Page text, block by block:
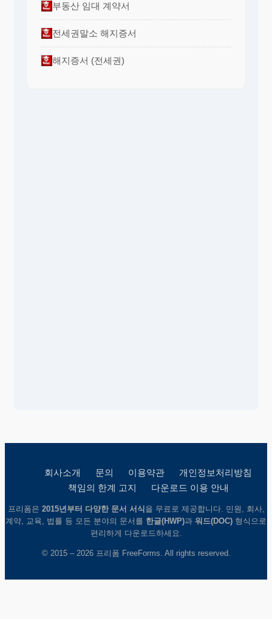
부동산 임대 계약서
전세권말소 해지증서
해지증서 (전세권)
회사소개 문의 이용약관
개인정보처리방침
책임의 한계 고지
다운로드 이용 안내
프리폼은 2015년부터 다양한 문서 서식 을 무료로 제공합니다. 민원, 회사,
계약, 교육, 법률 등 모든 분야의 문서를 한글(HWP)과 워드(DOC) 형식으로
편리하게 다운로드하세요.
© 2015 – 2026 프리폼 FreeForms. All rights reserved.